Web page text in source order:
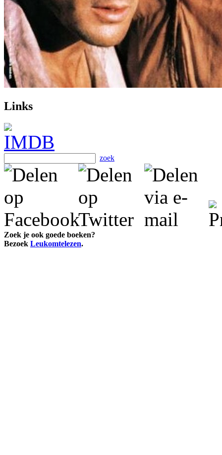
Links
zoek
Zoek je ook goede boeken?
Bezoek Leukomtelezen.